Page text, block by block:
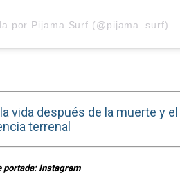
por Pijama Surf (@pijama_surf)
vida después de la muerte y
terrenal
portada: Instagram